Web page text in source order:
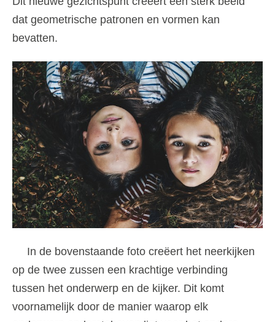
dat geometrische patronen en vormen kan
bevatten.
In de bovenstaande foto creëert het neerkijken
op de twee zussen een krachtige verbinding
tussen het onderwerp en de kijker. Dit komt
voornamelijk door de manier waarop elk